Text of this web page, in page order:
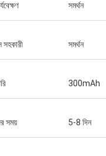
সমর্থন
সহকারী সমর্থন
300mAh
সময় 5-8 দিন